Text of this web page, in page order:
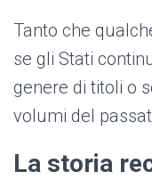
Tanto che
se gli Stati
genere di titoli o
volumi del
La storia